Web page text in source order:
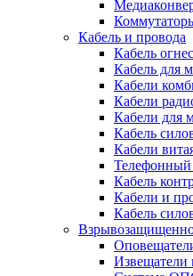
Кабель и провода
Кабель
Кабель для
Кабели
Кабели
Кабели для
Кабель
Кабели
Телефонный
Кабель
Кабели и
Кабель